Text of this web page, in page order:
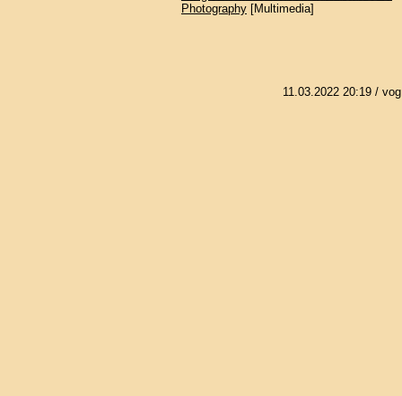
Photography[Multimedia]
11.03.2022 20:19/ vog